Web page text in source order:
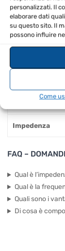
personalizzati. Il
elaborare dati
su questo sito. Il
possono influire
Come
Costruzione
Impedenza
Frequenza
Struttura del
Impedenza
FAQ –
Qual è
Qual è la
Quali sono i
Di cosa è